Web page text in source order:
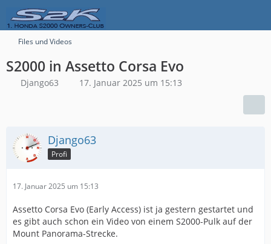
Files und Videos
S2000 in Assetto Corsa Evo
Django63 17. Januar 2025 um 15:13
Django63
Profi
17. Januar 2025 um 15:13
Assetto Corsa Evo (Early Access) ist ja gestern gestartet und
es gibt auch schon ein Video von einem S2000-Pulk auf der
Mount Panorama-Strecke.